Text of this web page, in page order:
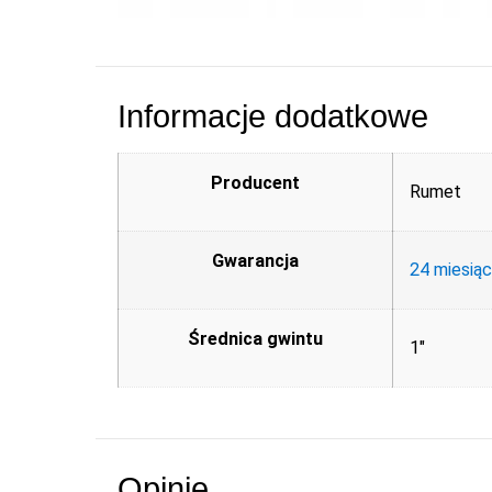
Informacje dodatkowe
Producent Rumet
Gwarancja 24
Średnica gwintu 1"